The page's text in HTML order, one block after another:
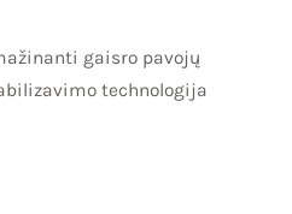
gaisro pavojų
technologija